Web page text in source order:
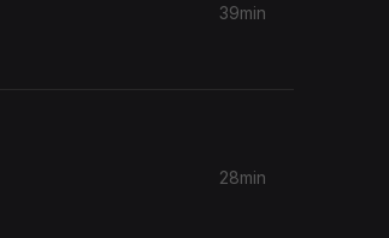
39min
28min